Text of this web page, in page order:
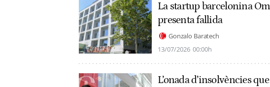
La startup barcelonina
presenta fallida
Gonzalo Baratech
13/07/2026 00:00h
L’onada d’insolvències